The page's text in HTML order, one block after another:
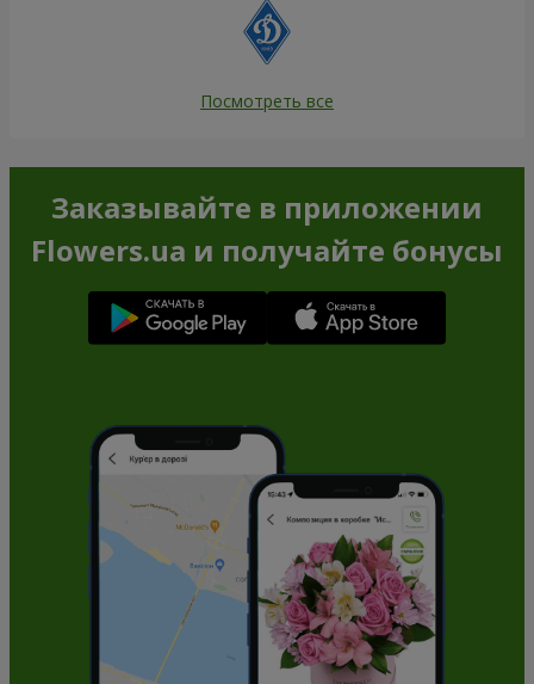
Посмотреть все
Заказывайте в приложении
Flowers.ua и получайте бонусы